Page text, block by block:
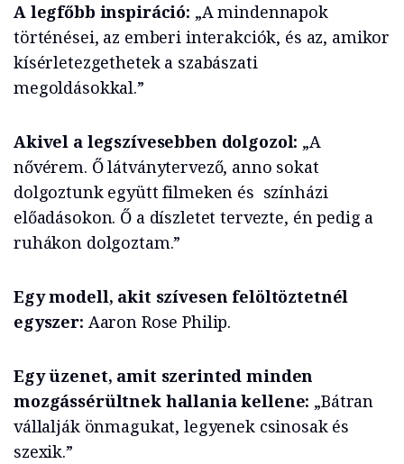
A legfőbb inspiráció: „A mindennapok
történései, az emberi interakciók, és az, amikor
kísérletezgethetek a szabászati
megoldásokkal.”
Akivel a legszívesebben dolgozol: „A
nővérem. Ő látványtervező, anno sokat
dolgoztunk együtt filmeken és színházi
előadásokon. Ő a díszletet tervezte, én pedig a
ruhákon dolgoztam.”
Egy modell, akit szívesen felöltöztetnél
egyszer: Aaron Rose Philip.
Egy üzenet, amit szerinted minden
mozgássérültnek hallania kellene: „Bátran
vállalják önmagukat, legyenek csinosak és
szexik.”